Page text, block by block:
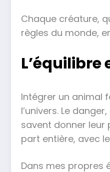
Chaque créature,
règles du monde,
Intégrer un animal
l’univers. Le
savent donner leur
part entière, avec
Dans mes propres